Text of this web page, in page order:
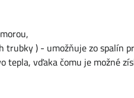
trubky ) - umožňuje zo spalín
tepla, vďaka čomu je možné